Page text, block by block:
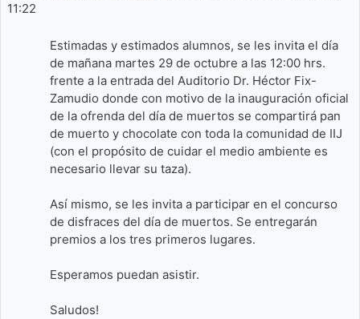
11:22
Estimadas y estimados alumnos, se les invita el día
de mañana martes 29 de octubre a las 12:00 hrs.
frente a la entrada del Auditorio Dr. Héctor Fix-
Zamudio donde con motivo de la inauguración oficial
de la ofrenda del día de muertos se compartirá pan
de muerto y chocolate con toda la comunidad de IIJ
(con el propósito de cuidar el medio ambiente es
necesario llevar su taza).
Así mismo, se les invita a participar en el concurso
de disfraces del día de muertos. Se entregarán
premios a los tres primeros lugares.
Esperamos puedan asistir.
Saludos!